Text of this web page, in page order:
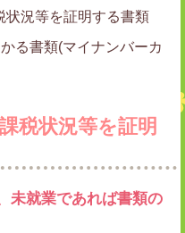
状況等を証明する書類
る書類(マイナンバーカ
税状況等を証明
未就業であれば書類の